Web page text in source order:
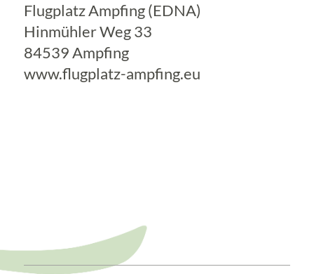
Flugplatz Ampfing (EDNA)
Hinmühler Weg 33
84539 Ampfing
www.flugplatz-ampfing.eu